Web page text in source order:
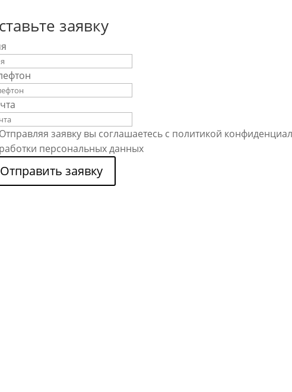
заявку
Отправляя заявку вы соглашаетесь с политикой
персональных данных
Отправить заявку